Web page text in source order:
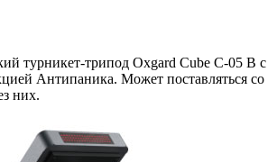
турникет-трипод Oxgard Cube C-05 B с
Антипаника. Может поставляться со
них.